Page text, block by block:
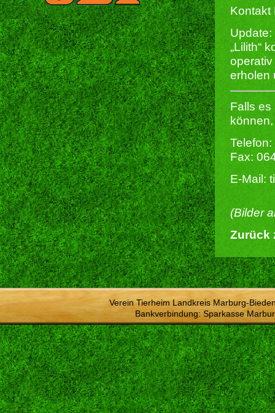
Kontakt
Update:
„Lilith“
erholen
Falls es
Fax:
E-Mail:
(Bilder
Zurück
Verein Tierheim Landkreis Marburg-
Bankverbindung: Sparkasse